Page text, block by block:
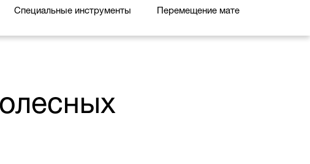
Специальные инструменты Перемещение материалов